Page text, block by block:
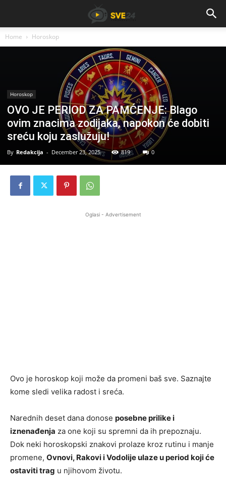
Home Horoskop
Horoskop
OVO JE PERIOD ZA PAMĆENJE: Blago
ovim znacima zodijaka, napokon će dobiti
sreću koju zaslužuju!
By Redakcija - December 23, 2025 819 0
Oglasi - Advertisement
Ovo je horoskop koji može da promeni baš sve. Saznajte
kome sledi velika radost i sreća.
Narednih deset dana donose posebne prilike i
iznenađenja za one koji su spremni da ih prepoznaju.
Dok neki horoskopski znakovi prolaze kroz rutinu i manje
promene, Ovnovi, Rakovi i Vodolije ulaze u period koji će
ostaviti trag u njihovom životu.